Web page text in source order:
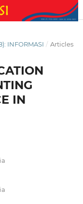
INFORMASI / Articles
IN